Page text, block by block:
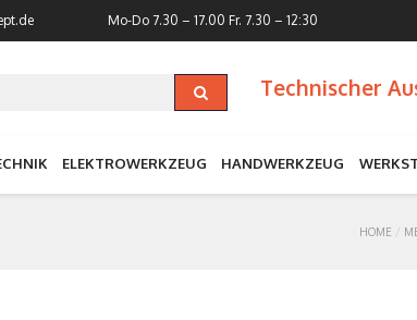
Mo-Do 7.30 – 17.00 Fr. 7.30 – 12:30
Technischer
ELEKTROWERKZEUG HANDWERKZEUG
HOME